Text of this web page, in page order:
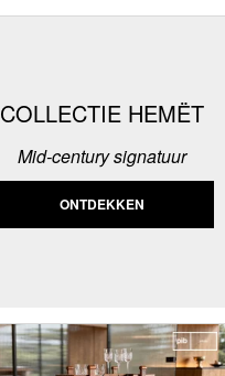
COLLECTIE HEMËT
Mid-century signatuur
ONTDEKKEN